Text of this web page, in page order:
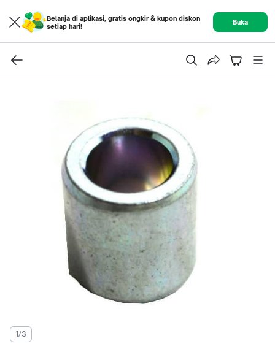
Belanja di aplikasi, gratis ongkir & kupon diskon
setiap hari!
Buka
1/3